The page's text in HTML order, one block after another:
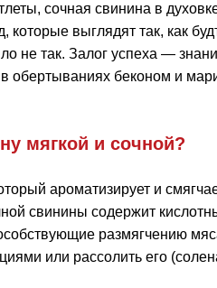
сочная свинина в
которые выглядят так, как
не так. Залог успеха —
обертываниях беконом и
мягкой и сочной?
ароматизирует и
свинины содержит
размягчению
или рассолить его